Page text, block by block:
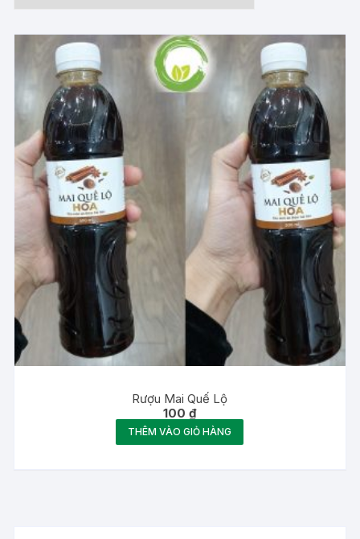
Rượu Mai Quế Lộ
100₫
THÊM VÀO GIỎ HÀNG